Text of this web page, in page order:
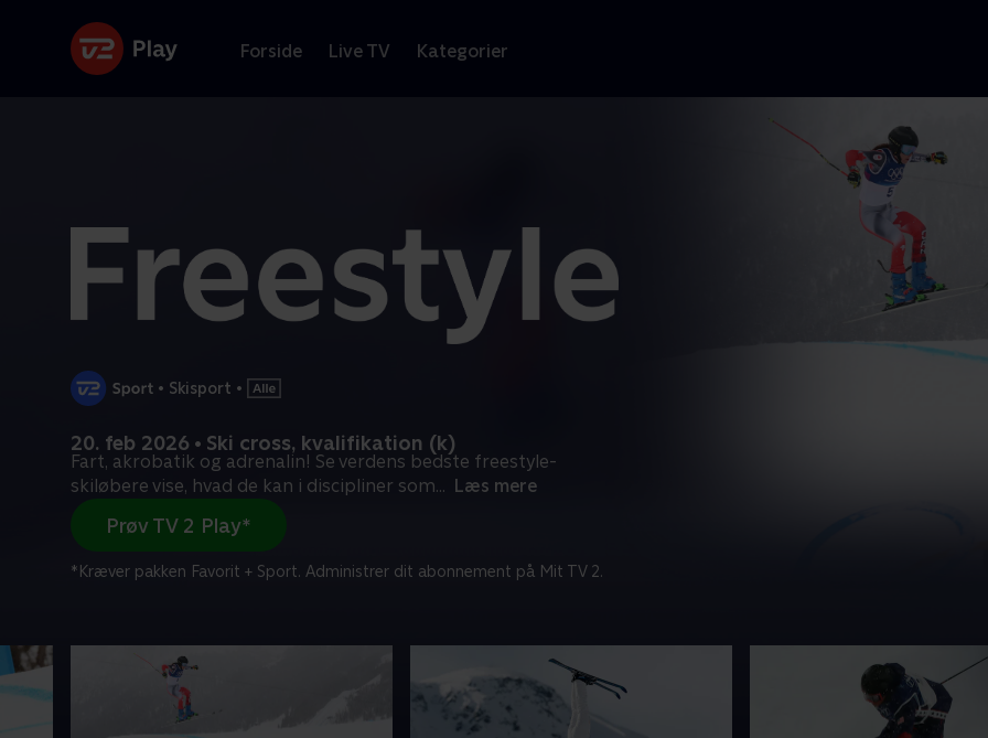
Forside Live TV Kategorier
• Skisport •
20. feb 2026 • Ski cross, kvalifikation (k)
Fart, akrobatik og adrenalin! Se verdens bedste freestyle-
skiløbere vise, hvad de kan i discipliner som... Læs mere
Prøv TV 2 Play*
*Kræver pakken Favorit + Sport. Administrer dit abonnement på Mit TV 2.